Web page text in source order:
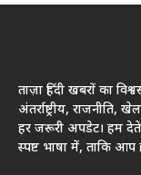
ताज़ा हिंदी खबरों का
अंतर्राष्ट्रीय,
हर जरूरी अपडेट। हम
स्पष्ट भाषा में, ताकि